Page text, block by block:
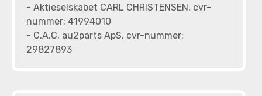
- Aktieselskabet CARL CHRISTENSEN, cvr-
nummer: 41994010
- C.A.C. au2parts ApS, cvr-nummer:
29827893